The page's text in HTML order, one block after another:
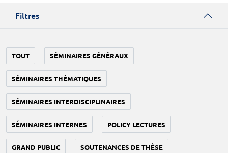
Filtres
TOUT SÉMINAIRES GÉNÉRAUX
SÉMINAIRES THÉMATIQUES
SÉMINAIRES INTERDISCIPLINAIRES
SÉMINAIRES INTERNES POLICY LECTURES
GRAND PUBLIC SOUTENANCES DE THÈSE